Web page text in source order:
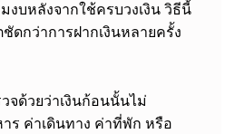
งบหลังจากใช้ครบวงเงิน วิธีนี้
ดกว่าการฝากเงินหลายครั้ง
จด้วยว่าเงินก้อนนั้นไม่
ร ค่าเดินทาง ค่าที่พัก หรือ